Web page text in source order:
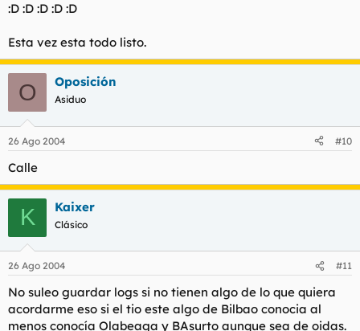
:D :D :D :D :D
Esta vez esta todo listo.
O Oposición
Asiduo
26 Ago 2004 #10
Calle
K Kaixer
Clásico
26 Ago 2004 #11
No suleo guardar logs si no tienen algo de lo que quiera
acordarme eso si el tio este algo de Bilbao conocia al
menos conocía Olabeaga y BAsurto aunque sea de oidas.